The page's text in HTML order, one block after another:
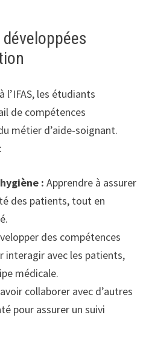
l’IFAS, les étudiants
de compétences
métier d’aide-soignant.
: Apprendre à assurer
des patients, tout en
des compétences
interagir avec les patients,
médicale.
collaborer avec d’autres
pour assurer un suivi